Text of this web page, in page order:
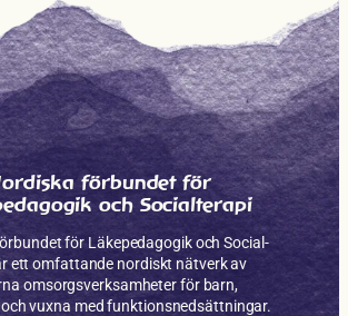
förbundet för
och Socialterapi
för Läkepe­dagogik och Social­
ett omfattande nordiskt nätverk av
omsorgs­verksam­heter för barn,
vuxna med funktions­nedsättningar.